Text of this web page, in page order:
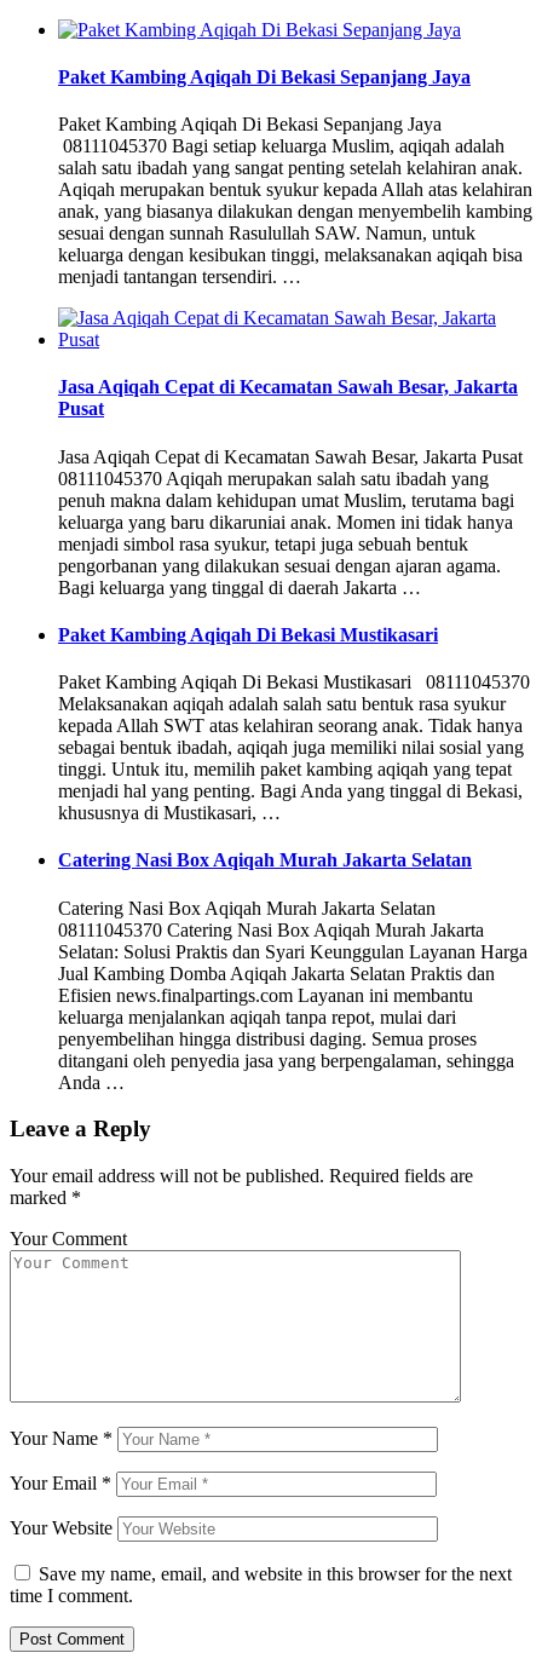
Paket Kambing Aqiqah Di Bekasi Sepanjang Jaya
Paket Kambing Aqiqah Di Bekasi Sepanjang Jaya
08111045370 Bagi setiap keluarga Muslim, aqiqah adalah
salah satu ibadah yang sangat penting setelah kelahiran anak.
Aqiqah merupakan bentuk syukur kepada Allah atas kelahiran
anak, yang biasanya dilakukan dengan menyembelih kambing
sesuai dengan sunnah Rasulullah SAW. Namun, untuk
keluarga dengan kesibukan tinggi, melaksanakan aqiqah bisa
menjadi tantangan tersendiri. …
Jasa Aqiqah Cepat di Kecamatan Sawah Besar, Jakarta
Pusat
Jasa Aqiqah Cepat di Kecamatan Sawah Besar, Jakarta Pusat
08111045370 Aqiqah merupakan salah satu ibadah yang
penuh makna dalam kehidupan umat Muslim, terutama bagi
keluarga yang baru dikaruniai anak. Momen ini tidak hanya
menjadi simbol rasa syukur, tetapi juga sebuah bentuk
pengorbanan yang dilakukan sesuai dengan ajaran agama.
Bagi keluarga yang tinggal di daerah Jakarta …
Paket Kambing Aqiqah Di Bekasi Mustikasari
Paket Kambing Aqiqah Di Bekasi Mustikasari 08111045370
Melaksanakan aqiqah adalah salah satu bentuk rasa syukur
kepada Allah SWT atas kelahiran seorang anak. Tidak hanya
sebagai bentuk ibadah, aqiqah juga memiliki nilai sosial yang
tinggi. Untuk itu, memilih paket kambing aqiqah yang tepat
menjadi hal yang penting. Bagi Anda yang tinggal di Bekasi,
khususnya di Mustikasari, …
Catering Nasi Box Aqiqah Murah Jakarta Selatan
Catering Nasi Box Aqiqah Murah Jakarta Selatan
08111045370 Catering Nasi Box Aqiqah Murah Jakarta
Selatan: Solusi Praktis dan Syari Keunggulan Layanan Harga
Jual Kambing Domba Aqiqah Jakarta Selatan Praktis dan
Efisien news.finalpartings.com Layanan ini membantu
keluarga menjalankan aqiqah tanpa repot, mulai dari
penyembelihan hingga distribusi daging. Semua proses
ditangani oleh penyedia jasa yang berpengalaman, sehingga
Anda …
Leave a Reply
Your email address will not be published. Required fields are
marked *
Your Comment
Your Name *
Your Email *
Your Website
Save my name, email, and website in this browser for the next
time I comment.